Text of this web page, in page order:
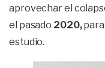
aprovechar el
el pasado 2020,para
estudio.